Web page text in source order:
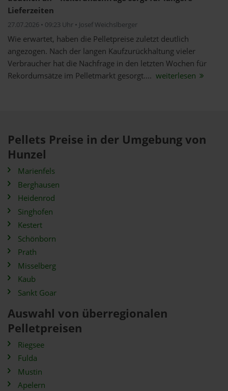
Lieferzeiten
27.07.2026 • 09:23 Uhr • Josef Weichslberger
Wie erwartet, haben die Pelletpreise zuletzt deutlich
angezogen. Nach der langen Kaufzurückhaltung vieler
Verbraucher hat die Nachfrage in den letzten Wochen für
Rekordumsätze im Pelletmarkt gesorgt.... weiterlesen
Pellets Preise in der Umgebung von
Hunzel
Marienfels
Berghausen
Heidenrod
Singhofen
Kestert
Schönborn
Prath
Misselberg
Kaub
Sankt Goar
Auswahl von überregionalen
Pelletpreisen
Riegsee
Fulda
Mustin
Apelern